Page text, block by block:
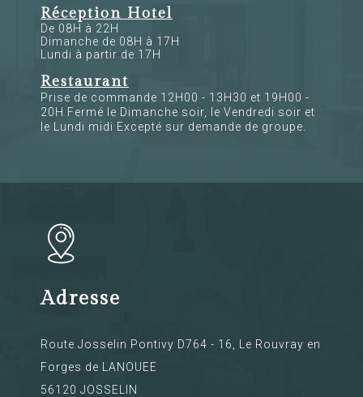
Réception Hotel
De 08H à 22H
Dimanche de 08H à 17H
Lundi à partir de 17H
Restaurant
Prise de commande 12H00 - 13H30 et 19H00 -
20H Fermé le Dimanche soir, le Vendredi soir et
le Lundi midi Excepté sur demande de groupe.
Adresse
Route Josselin Pontivy D764 - 16, Le Rouvray en
Forges de LANOUEE
56120 JOSSELIN